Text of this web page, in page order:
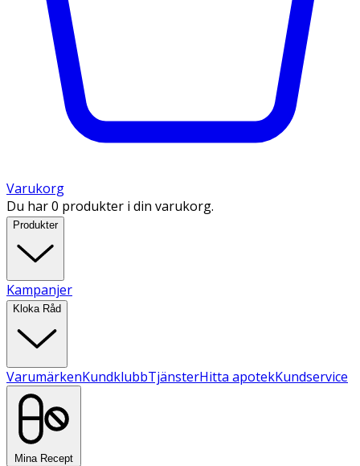
Varukorg
Du har 0 produkter i din varukorg.
Produkter
Kampanjer
Kloka Råd
VarumärkenKundklubbTjänsterHitta apotekKundservice
Mina Recept